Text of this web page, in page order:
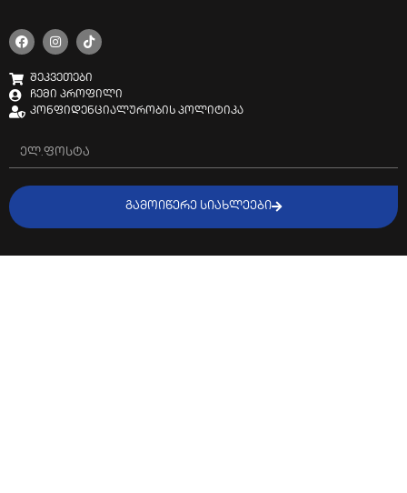
შეკვეთები
ჩემი პროფილი
კონფიდენციალურობის პოლიტიკა
ᲒᲐᲛᲝᲘᲬᲔᲠᲔ ᲡᲘᲐᲮᲚᲔᲔᲑᲘ